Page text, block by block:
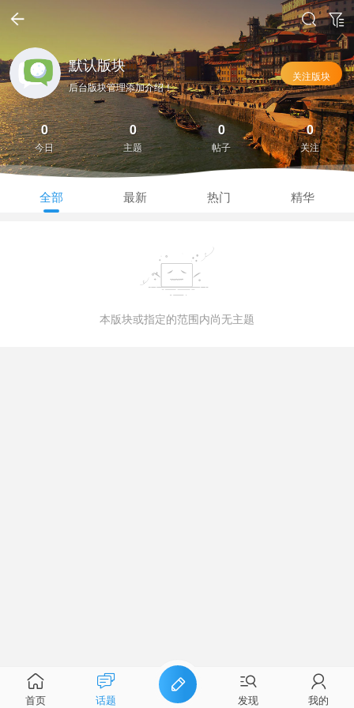
默认版块
后台版块管理添加介绍！
关注版块
0
今日
0
主题
0
帖子
0
关注
全部 最新 热门 精华
本版块或指定的范围内尚无主题
首页 话题 发现 我的